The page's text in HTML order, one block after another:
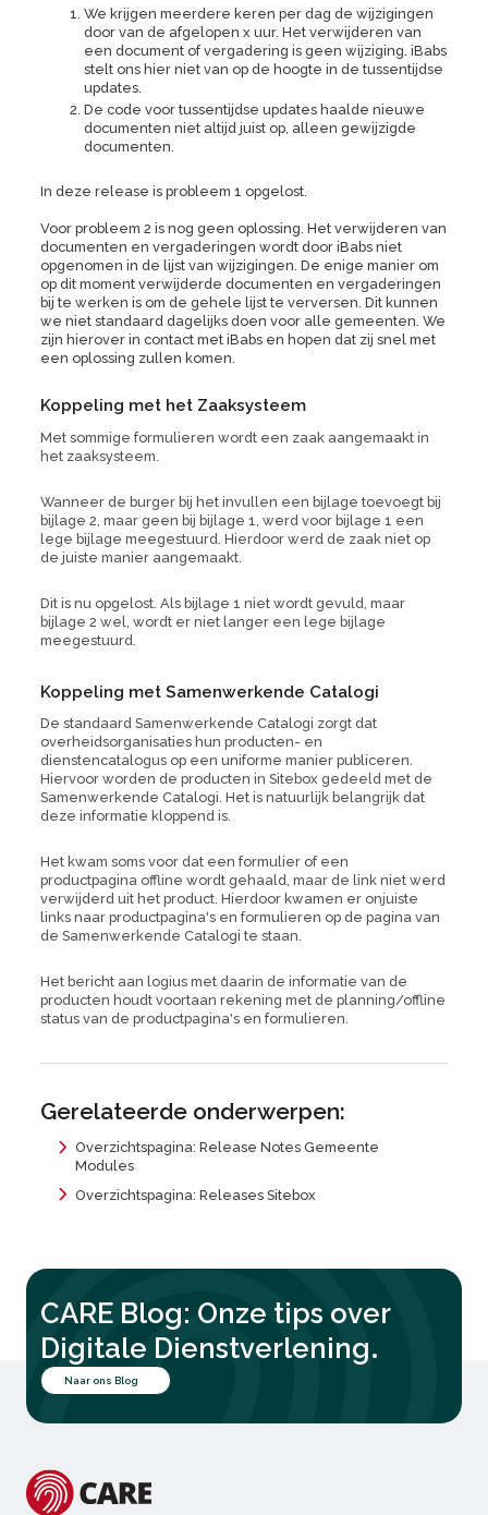
We krijgen meerdere keren per dag de wijzigingen
door van de afgelopen x uur. Het verwijderen van
een document of vergadering is geen wijziging. iBabs
stelt ons hier niet van op de hoogte in de tussentijdse
updates.
De code voor tussentijdse updates haalde nieuwe
documenten niet altijd juist op, alleen gewijzigde
documenten.
In deze release is probleem 1 opgelost.
Voor probleem 2 is nog geen oplossing. Het verwijderen van
documenten en vergaderingen wordt door iBabs niet
opgenomen in de lijst van wijzigingen. De enige manier om
op dit moment verwijderde documenten en vergaderingen
bij te werken is om de gehele lijst te verversen. Dit kunnen
we niet standaard dagelijks doen voor alle gemeenten. We
zijn hierover in contact met iBabs en hopen dat zij snel met
een oplossing zullen komen.
Koppeling met het Zaaksysteem
Met sommige formulieren wordt een zaak aangemaakt in
het zaaksysteem.
Wanneer de burger bij het invullen een bijlage toevoegt bij
bijlage 2, maar geen bij bijlage 1, werd voor bijlage 1 een
lege bijlage meegestuurd. Hierdoor werd de zaak niet op
de juiste manier aangemaakt.
Dit is nu opgelost. Als bijlage 1 niet wordt gevuld, maar
bijlage 2 wel, wordt er niet langer een lege bijlage
meegestuurd.
Koppeling met Samenwerkende Catalogi
De standaard Samenwerkende Catalogi zorgt dat
overheidsorganisaties hun producten- en
dienstencatalogus op een uniforme manier publiceren.
Hiervoor worden de producten in Sitebox gedeeld met de
Samenwerkende Catalogi. Het is natuurlijk belangrijk dat
deze informatie kloppend is.
Het kwam soms voor dat een formulier of een
productpagina offline wordt gehaald, maar de link niet werd
verwijderd uit het product. Hierdoor kwamen er onjuiste
links naar productpagina's en formulieren op de pagina van
de Samenwerkende Catalogi te staan.
Het bericht aan logius met daarin de informatie van de
producten houdt voortaan rekening met de planning/offline
status van de productpagina's en formulieren.
Gerelateerde onderwerpen:
Overzichtspagina: Release Notes Gemeente
Modules
Overzichtspagina: Releases Sitebox
CARE Blog: Onze tips over
Digitale Dienstverlening.
Naar ons Blog